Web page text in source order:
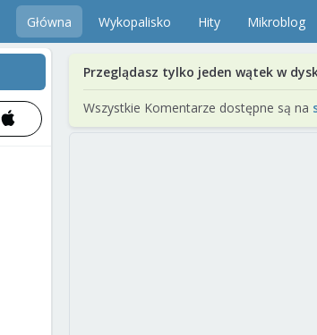
Główna Wykopalisko Hity Mikroblog
Przeglądasz tylko jeden wątek w
Wszystkie Komentarze dostępne są na